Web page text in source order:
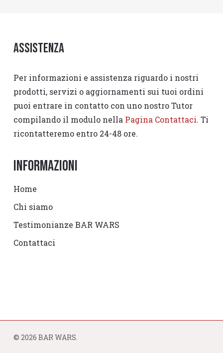
Assistenza
Per informazioni e assistenza riguardo i nostri
prodotti, servizi o aggiornamenti sui tuoi ordini
puoi entrare in contatto con uno nostro Tutor
compilando il modulo nella Pagina Contattaci. Ti
ricontatteremo entro 24-48 ore.
Informazioni
Home
Chi siamo
Testimonianze BAR WARS
Contattaci
© 2026 BAR WARS.